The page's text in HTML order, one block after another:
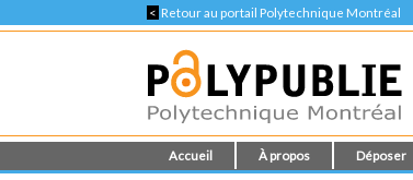
< Retour au portail Polytechnique Montréal
Accueil À propos Déposer